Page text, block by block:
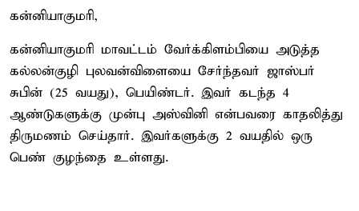
கன்னியாகுமரி,
கன்னியாகுமரி மாவட்டம் வேர்க்கிளம்பியை அடுத்த
கல்லன்குழி புலவன்விளையை சேர்ந்தவர் ஜாஸ்பர்
சுபின் (25 வயது), பெயிண்டர். இவர் கடந்த 4
ஆண்டுகளுக்கு முன்பு அஸ்வினி என்பவரை காதலித்து
திருமணம் செய்தார். இவர்களுக்கு 2 வயதில் ஒரு
பெண் குழந்தை உள்ளது.